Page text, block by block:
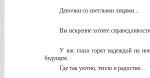
Девочки со светлыми лицами...
Вы искренне хотите
У вас глаза горят надеждой на
будущем.
Где так уютно, тепло и радостно...